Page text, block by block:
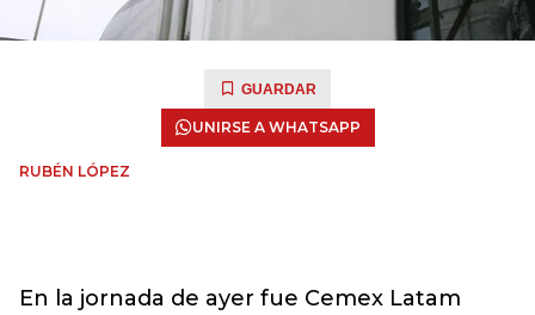
GUARDAR
UNIRSE A WHATSAPP
RUBÉN LÓPEZ
En la jornada de ayer fue Cemex Latam